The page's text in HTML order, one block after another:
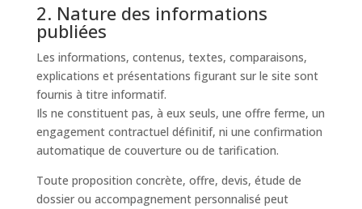
2. Nature des informations
publiées
Les informations, contenus, textes, comparaisons,
explications et présentations figurant sur le site sont
fournis à titre informatif.
Ils ne constituent pas, à eux seuls, une offre ferme, un
engagement contractuel définitif, ni une confirmation
automatique de couverture ou de tarification.
Toute proposition concrète, offre, devis, étude de
dossier ou accompagnement personnalisé peut